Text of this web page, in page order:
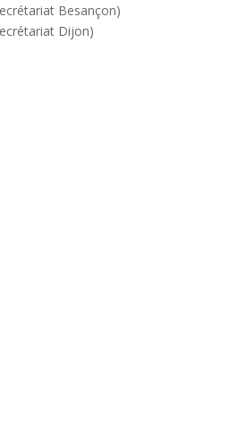
Besançon)
Dijon)